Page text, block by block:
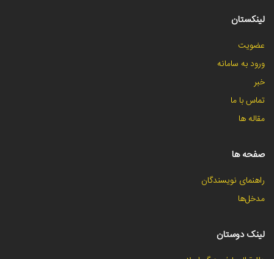
لینکستان
عضویت
ورود به سامانه
خبر
تماس با ما
مقاله ها
صفحه ها
راهنمای نویسندگان
مدخل‌ها
لینک دوستان